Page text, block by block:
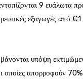
9 ευάλωτα
εξαγωγές από
υπόψη
οποίες απορροφούν